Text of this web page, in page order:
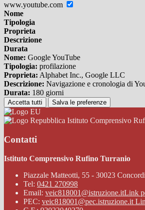
www.youtube.com
Nome
Tipologia
Proprieta
Descrizione
Durata
Nome: Google YouTube
Tipologia: profilazione
Proprieta: Alphabet Inc., Google LLC
Descrizione: Navigazione e cronologia di
Durata: 180 giorni
Accetta tutti Salva le preferenze
Istituto Comprensivo
Contatti
Istituto Comprensivo Rufino Turranio
Piazzale Matteotti, 55 - 30023
Tel: 0421 270998
Email: veic818001@istruzione.itLink
PEC: veic818001@pec.istruzione.it